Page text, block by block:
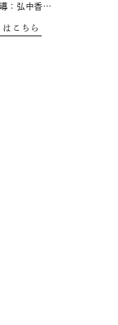
：弘中香…
はこちら